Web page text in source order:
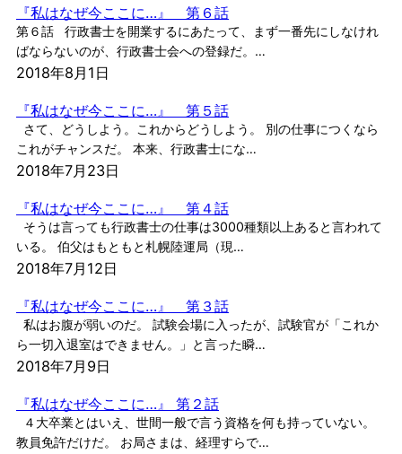
『私はなぜ今ここに…』 第６話
第６話 行政書士を開業するにあたって、まず一番先にしなけれ
ばならないのが、行政書士会への登録だ。…
2018年8月1日
『私はなぜ今ここに…』 第５話
さて、どうしよう。これからどうしよう。 別の仕事につくなら
これがチャンスだ。 本来、行政書士にな…
2018年7月23日
『私はなぜ今ここに…』 第４話
そうは言っても行政書士の仕事は3000種類以上あると言われて
いる。 伯父はもともと札幌陸運局（現…
2018年7月12日
『私はなぜ今ここに…』 第３話
私はお腹が弱いのだ。 試験会場に入ったが、試験官が「これか
ら一切入退室はできません。」と言った瞬…
2018年7月9日
『私はなぜ今ここに…』 第２話
４大卒業とはいえ、世間一般で言う資格を何も持っていない。
教員免許だけだ。 お局さまは、経理すらで…